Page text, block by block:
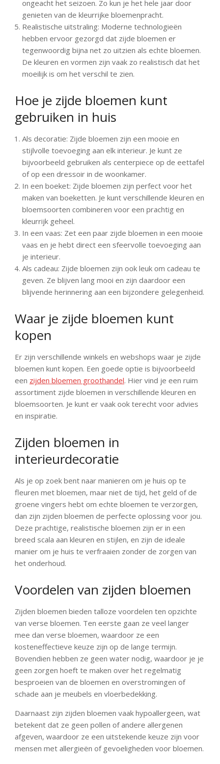
ongeacht het seizoen. Zo kun je het hele jaar door
genieten van de kleurrijke bloemenpracht.
Realistische uitstraling: Moderne technologieën
hebben ervoor gezorgd dat zijde bloemen er
tegenwoordig bijna net zo uitzien als echte bloemen.
De kleuren en vormen zijn vaak zo realistisch dat het
moeilijk is om het verschil te zien.
Hoe je zijde bloemen kunt
gebruiken in huis
Als decoratie: Zijde bloemen zijn een mooie en
stijlvolle toevoeging aan elk interieur. Je kunt ze
bijvoorbeeld gebruiken als centerpiece op de eettafel
of op een dressoir in de woonkamer.
In een boeket: Zijde bloemen zijn perfect voor het
maken van boeketten. Je kunt verschillende kleuren en
bloemsoorten combineren voor een prachtig en
kleurrijk geheel.
In een vaas: Zet een paar zijde bloemen in een mooie
vaas en je hebt direct een sfeervolle toevoeging aan
je interieur.
Als cadeau: Zijde bloemen zijn ook leuk om cadeau te
geven. Ze blijven lang mooi en zijn daardoor een
blijvende herinnering aan een bijzondere gelegenheid.
Waar je zijde bloemen kunt
kopen
Er zijn verschillende winkels en webshops waar je zijde
bloemen kunt kopen. Een goede optie is bijvoorbeeld
een zijden bloemen groothandel. Hier vind je een ruim
assortiment zijde bloemen in verschillende kleuren en
bloemsoorten. Je kunt er vaak ook terecht voor advies
en inspiratie.
Zijden bloemen in
interieurdecoratie
Als je op zoek bent naar manieren om je huis op te
fleuren met bloemen, maar niet de tijd, het geld of de
groene vingers hebt om echte bloemen te verzorgen,
dan zijn zijden bloemen de perfecte oplossing voor jou.
Deze prachtige, realistische bloemen zijn er in een
breed scala aan kleuren en stijlen, en zijn de ideale
manier om je huis te verfraaien zonder de zorgen van
het onderhoud.
Voordelen van zijden bloemen
Zijden bloemen bieden talloze voordelen ten opzichte
van verse bloemen. Ten eerste gaan ze veel langer
mee dan verse bloemen, waardoor ze een
kosteneffectieve keuze zijn op de lange termijn.
Bovendien hebben ze geen water nodig, waardoor je je
geen zorgen hoeft te maken over het regelmatig
besproeien van de bloemen en overstromingen of
schade aan je meubels en vloerbedekking.
Daarnaast zijn zijden bloemen vaak hypoallergeen, wat
betekent dat ze geen pollen of andere allergenen
afgeven, waardoor ze een uitstekende keuze zijn voor
mensen met allergieën of gevoeligheden voor bloemen.